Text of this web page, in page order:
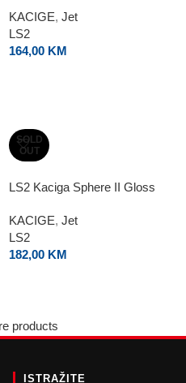
KACIGE, Jet
LS2
164,00 KM
SOLD
OUT
LS2 Kaciga Sphere II Gloss
KACIGE, Jet
LS2
182,00 KM
products
ISTRAŽITE